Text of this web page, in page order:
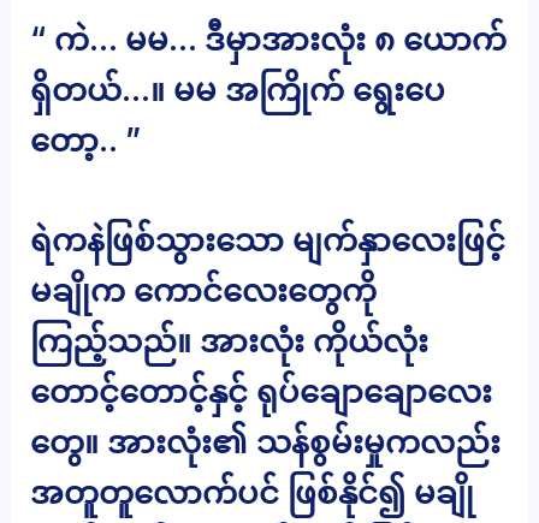
“ ကဲ… မမ… ဒီမှာအားလုံး ၈ ယောက်
ရှိတယ်…။ မမ အကြိုက် ရွေးပေ
တော့.. ”
ရဲကနဲဖြစ်သွားသော မျက်နှာလေးဖြင့်
မချိုက ကောင်လေးတွေကို
ကြည့်သည်။ အားလုံး ကိုယ်လုံး
တောင့်တောင့်နှင့် ရုပ်ချောချောလေး
တွေ။ အားလုံး၏ သန်စွမ်းမှုကလည်း
အတူတူလောက်ပင် ဖြစ်နိုင်၍ မချို